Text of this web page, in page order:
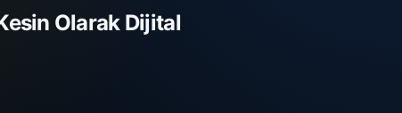
Olarak Dijital